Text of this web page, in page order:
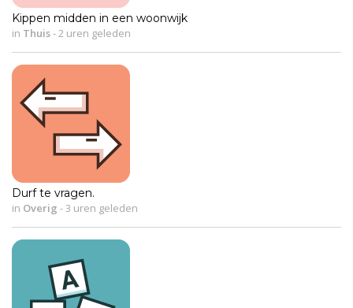
Kippen midden in een woonwijk
in Thuis-2 uren geleden
Durf te vragen.
in Overig -3 uren geleden